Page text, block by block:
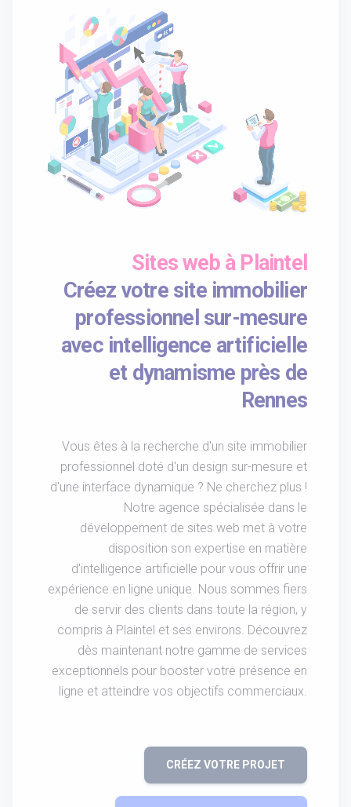
Sites web à Plaintel
Créez votre site immobilier
professionnel sur-mesure
avec intelligence artificielle
et dynamisme près de
Rennes
Vous êtes à la recherche d'un site immobilier
professionnel doté d'un design sur-mesure et
d'une interface dynamique ? Ne cherchez plus !
Notre agence spécialisée dans le
développement de sites web met à votre
disposition son expertise en matière
d'intelligence artificielle pour vous offrir une
expérience en ligne unique. Nous sommes fiers
de servir des clients dans toute la région, y
compris à Plaintel et ses environs. Découvrez
dès maintenant notre gamme de services
exceptionnels pour booster votre présence en
ligne et atteindre vos objectifs commerciaux.
CRÉEZ VOTRE PROJET